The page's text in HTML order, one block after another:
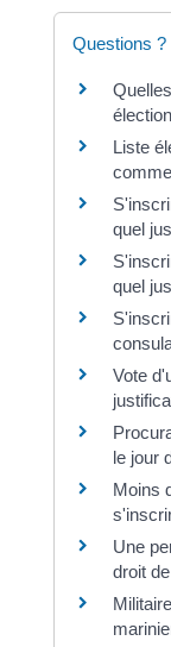
Questions ?
Liste
quel
quel
Vote
le jour
Moins
Une
droit